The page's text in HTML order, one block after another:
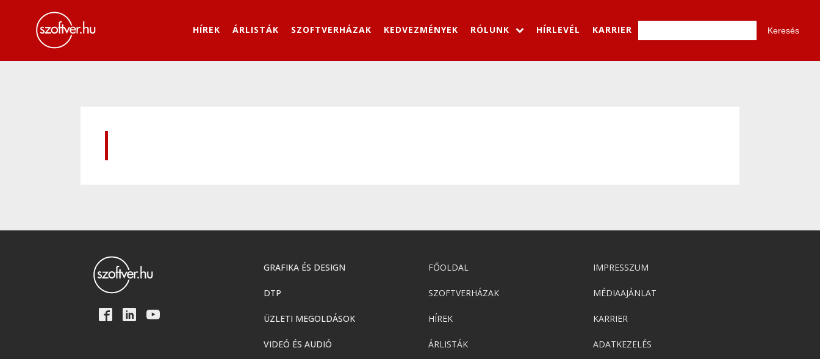
HÍREK ÁRLISTÁK SZOFTVERHÁZAK KEDVEZMÉNYEK RÓLUNK HÍRLEVÉL KARRIER
GRAFIKA ÉS DESIGN
DTP
ÜZLETI MEGOLDÁSOK
VIDEÓ ÉS AUDIÓ
FŐOLDAL
SZOFTVERHÁZAK
HÍREK
ÁRLISTÁK
IMPRESSZUM
MÉDIAAJÁNLAT
KARRIER
ADATKEZELÉS